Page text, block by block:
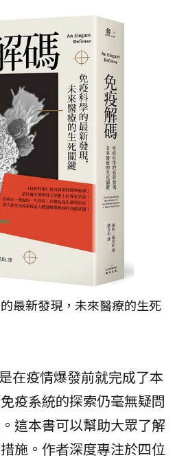
最新發現，未來醫療的生死
在疫情爆發前就完成了本
疫系統的探索仍毫無疑問
這本書可以幫助大眾了解
施。作者深度專注於四位